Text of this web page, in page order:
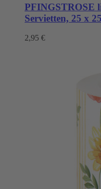
PFINGSTROSE
Servietten, 25 x
2,95 €